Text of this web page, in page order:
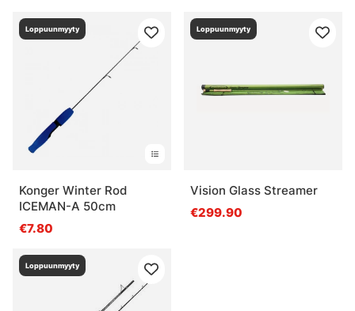
Loppuunmyyty
Konger Winter Rod
ICEMAN-A 50cm
€7.80
Loppuunmyyty
Vision Glass Streamer
€299.90
Loppuunmyyty